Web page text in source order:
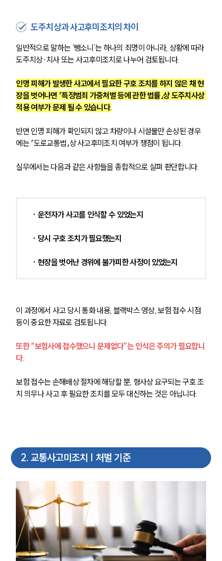
도주치상과 사고후미조치의 차이
일반적으로 말하는 ‘뺑소니’는 하나의 죄명이 아니라, 상황에 따라
도주치상·치사 또는 사고후미조치로 나누어 검토됩니다.
인명 피해가 발생한 사고에서 필요한 구호 조치를 하지 않은 채 현
장을 벗어나면 「특정범죄 가중처벌 등에 관한 법률」상 도주치사상
적용 여부가 문제 될 수 있습니다.
반면 인명 피해가 확인되지 않고 차량이나 시설물만 손상된 경우
에는 「도로교통법」상 사고후미조치 여부가 쟁점이 됩니다.
실무에서는 다음과 같은 사항들을 종합적으로 살펴 판단합니다.
· 운전자가 사고를 인식할 수 있었는지
· 당시 구호 조치가 필요했는지
· 현장을 벗어난 경위에 불가피한 사정이 있었는지
이 과정에서 사고 당시 통화 내용, 블랙박스 영상, 보험 접수 시점
등이 중요한 자료로 검토됩니다.
또한 “보험사에 접수했으니 문제없다”는 인식은 주의가 필요합니
다.
보험 접수는 손해배상 절차에 해당할 뿐, 형사상 요구되는 구호 조
치 의무나 사고 후 필요한 조치를 모두 대신하는 것은 아닙니다.
2. 교통사고미조치 | 처벌 기준